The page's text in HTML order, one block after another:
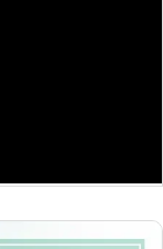
りを解決すること
を解決！】 車の
ーターを使いま